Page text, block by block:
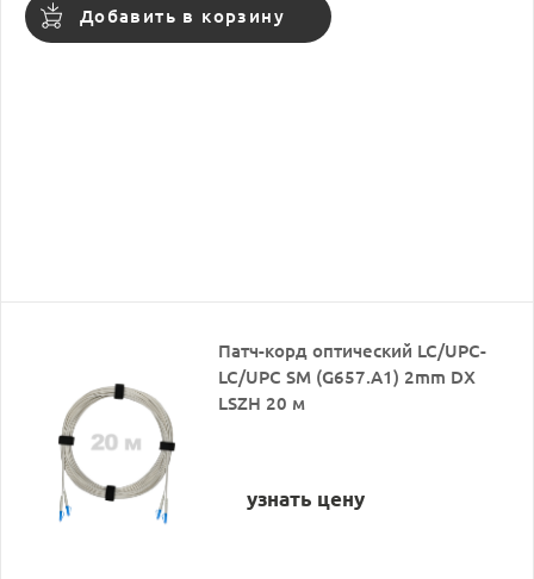
Добавить в корзину
Патч-корд оптический LC/UPC-
LC/UPC SM (G657.A1) 2mm DX
LSZH 20 м
узнать цену